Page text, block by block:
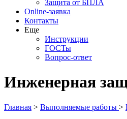
Защита от БПЛА
Online-заявка
Контакты
Еще
Инструкции
ГОСТы
Вопрос-ответ
Инженерная
Главная > Выполняемые работы >